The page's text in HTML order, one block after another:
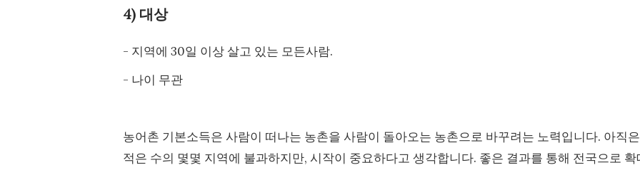
4) 대상
- 지역에 30일 이상 살고 있는 모든사람.
- 나이 무관
농어촌 기본소득은 사람이 떠나는 농촌을 사람이 돌아오는 농촌으로 바꾸려는 노력입니다. 아직은
적은 수의 몇몇 지역에 불과하지만, 시작이 중요하다고 생각합니다. 좋은 결과를 통해 전국으로 확